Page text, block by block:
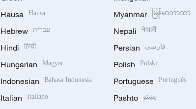
Hausa Hausa
Hebrew עברית
Hindi हिन्दी
Hungarian Magyar
Indonesian Bahasa Indonesia
Italian Italiano
Myanmar မြန်မာဘာသာ
Nepali नेपाली
Persian فارسی
Polish Polski
Portuguese Português
Pashto پښتو